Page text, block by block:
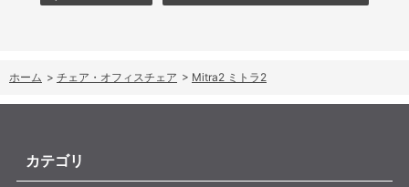
ホーム > チェア・オフィスチェア > Mitra2 ミトラ2
カテゴリ